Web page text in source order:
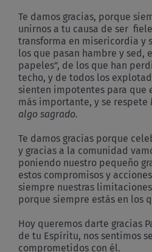
Te damos gracias, porque
unirnos a tu causa de ser
transforma en misericordia y
los que pasan hambre y sed,
papeles”, de los que han
techo, y de todos los
sienten impotentes para que
más importante, y se respete
algo sagrado.
Te damos gracias porque
y gracias a la comunidad
poniendo nuestro pequeño
estos compromisos y
siempre nuestras
porque siempre estás en los
Hoy queremos darte gracias
de tu Espíritu, nos sentimos
comprometidos con él.